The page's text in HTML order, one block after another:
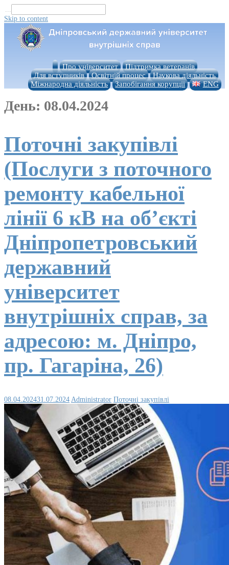
...
Skip to content
Про університет
Підтримка ветеранів
Для вступників
Освітній процес
Наукова діяльність
Міжнародна діяльність
Запобігання корупції ENG
День: 08.04.2024
Поточні закупівлі
(Послуги з поточного
ремонту кабельної
лінії 6 кВ на об’єкті
Дніпропетровський
державний
університет
внутрішніх справ, за
адресою: м. Дніпро,
пр. Гагаріна, 26)
08.04.202431.07.2024 Administrator Поточні закупівлі